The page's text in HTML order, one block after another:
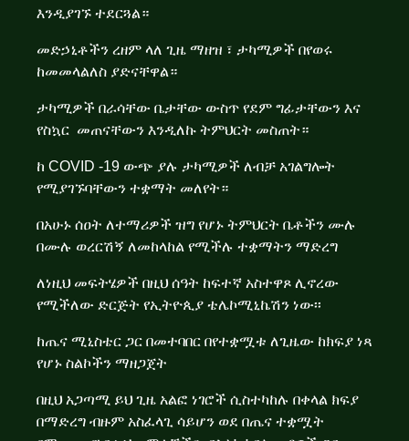
እንዲያገኙ ተደርጓል።
መድኃኒቶችን ረዘም ላለ ጊዜ ማዘዝ ፣ ታካሚዎች በየወሩ
ከመመላልለስ ያድናቸዋል።
ታካሚዎች በራሳቸው ቤታቸው ውስጥ የደም ግፊታቸውን እና
የስኳር መጠናቸውን እንዲለኩ ትምህርት መስጠት።
ከ COVID -19 ውጭ ያሉ ታካሚዎች ለብቻ አገልግሎት
የሚያገኙባቸውን ተቋማት መለየት።
በአሁኑ ሰዐት ለተማሪዎች ዝግ የሆኑ ትምህርት ቤቶችን ሙሉ
በሙሉ ወረርሽኝ ለመከላከል የሚችሉ ተቋማትን ማድረግ
ለነዚህ መፍትሄዎች በዚህ ሰዓት ከፍተኛ አስተዋጾ ሊኖረው
የሚችለው ድርጅት የኢትዮጲያ ቴሌኮሚኒኬሽን ነው፡፡
ከጤና ሚኒስቴር ጋር በመተባበር በየተቋሟቱ ለጊዜው ከክፍያ ነጻ
የሆኑ ስልኮችን ማዘጋጀት
በዚህ አጋጣሚ ይህ ጊዜ አልፎ ነገሮች ሲስተካከሉ በቀላል ክፍያ
በማድረግ ብዙም አስፈላጊ ሳይሆን ወደ በጤና ተቋሟት